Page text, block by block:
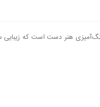
هنر دست است که زیبایی